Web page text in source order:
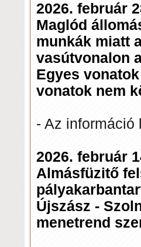
2026. február
Maglód
munkák miatt
vasútvonalon
Egyes
vonatok nem
- Az információ
2026. február
Almásfüzitő
Újszász -
menetrend